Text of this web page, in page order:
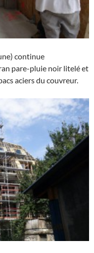
continue
pare-pluie noir litelé et
aciers du couvreur.